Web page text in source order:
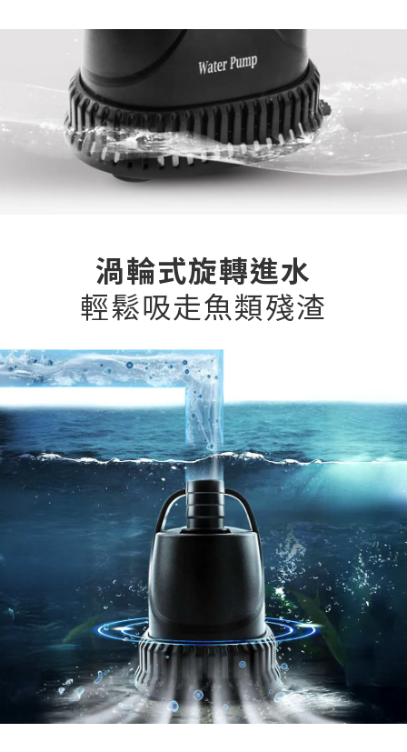
渦輪式旋轉進水
輕鬆吸走魚類殘渣